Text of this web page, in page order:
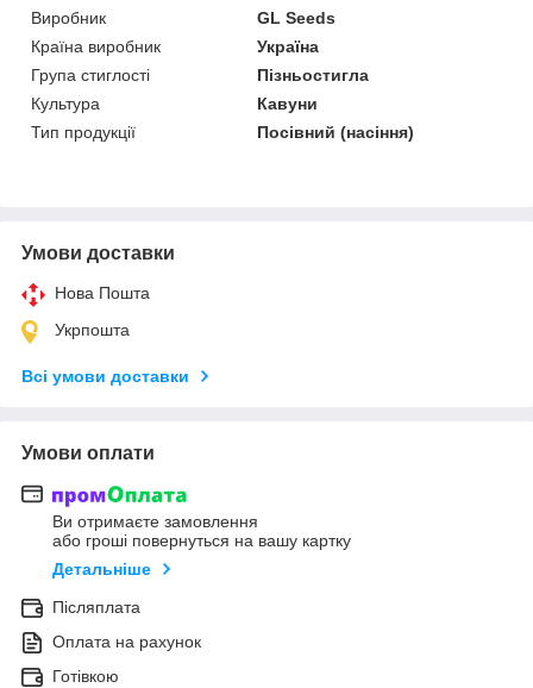
Виробник
GL Seeds
Країна виробник
Україна
Група стиглості
Пізньостигла
Культура
Кавуни
Тип продукції
Посівний (насіння)
Умови доставки
Нова Пошта
Укрпошта
Всі умови доставки
Умови оплати
Ви отримаєте замовлення
або гроші повернуться на вашу картку
Детальніше
Післяплата
Оплата на рахунок
Готівкою